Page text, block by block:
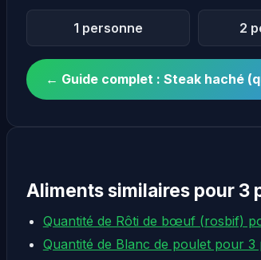
1 personne 2
← Guide complet : Steak haché
Aliments similaires pour 3
Quantité de Rôti de bœuf (rosbif)
Quantité de Blanc de poulet pour 3